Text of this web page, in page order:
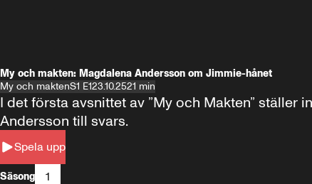
My och makten: Magdalena Andersson om Jimmie-hånet
My och maktenS1 E123.10.2521 min
Spela upp
I det första avsnittet av ”My och Makten”
Andersson till svars.
Säsong 1